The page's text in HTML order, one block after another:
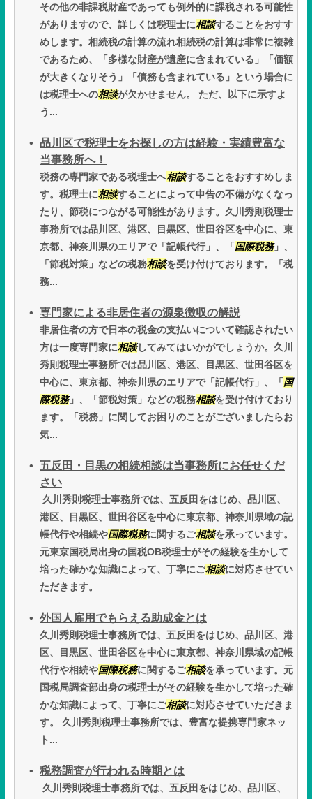
その他の非課税財産であっても例外的に課税される可能性
がありますので、詳しくは税理士に相談することをおすす
めします。相続税の計算の流れ相続税の計算は非常に複雑
であるため、「多様な財産が遺産に含まれている」「価額
が大きくなりそう」「債務も含まれている」という場合に
は税理士への相談が欠かせません。 ただ、以下に示すよ
う...
品川区で税理士をお探しの方は経験・実績豊富な
当事務所へ！
税務の専門家である税理士へ相談することをおすすめしま
す。税理士に相談することによって申告の不備がなくなっ
たり、節税につながる可能性があります。久川秀則税理士
事務所では品川区、港区、目黒区、世田谷区を中心に、東
京都、神奈川県のエリアで「記帳代行」、「 国際税務」、
「節税対策」などの税務相談を受け付けております。「税
務...
専門家による非居住者の源泉徴収の解説
非居住者の方で日本の税金の支払いについて確認されたい
方は一度専門家に相談してみてはいかがでしょうか。久川
秀則税理士事務所では品川区、港区、目黒区、世田谷区を
中心に、東京都、神奈川県のエリアで「記帳代行」、「 国
際税務」、「節税対策」などの税務相談を受け付けており
ます。「税務」に関してお困りのことがございましたらお
気...
五反田・目黒の相続相談は当事務所にお任せくだ
さい
久川秀則税理士事務所では、五反田をはじめ、品川区、
港区、目黒区、世田谷区を中心に東京都、神奈川県域の記
帳代行や相続や国際税務に関するご相談を承っています。
元東京国税局出身の国税OB税理士がその経験を生かして
培った確かな知識によって、丁寧にご相談に対応させてい
ただきます。
外国人雇用でもらえる助成金とは
久川秀則税理士事務所では、五反田をはじめ、品川区、港
区、目黒区、世田谷区を中心に東京都、神奈川県域の記帳
代行や相続や国際税務に関するご相談を承っています。元
国税局調査部出身の税理士がその経験を生かして培った確
かな知識によって、丁寧にご相談に対応させていただきま
す。 久川秀則税理士事務所では、豊富な提携専門家ネッ
ト...
税務調査が行われる時期とは
久川秀則税理士事務所では、五反田をはじめ、品川区、